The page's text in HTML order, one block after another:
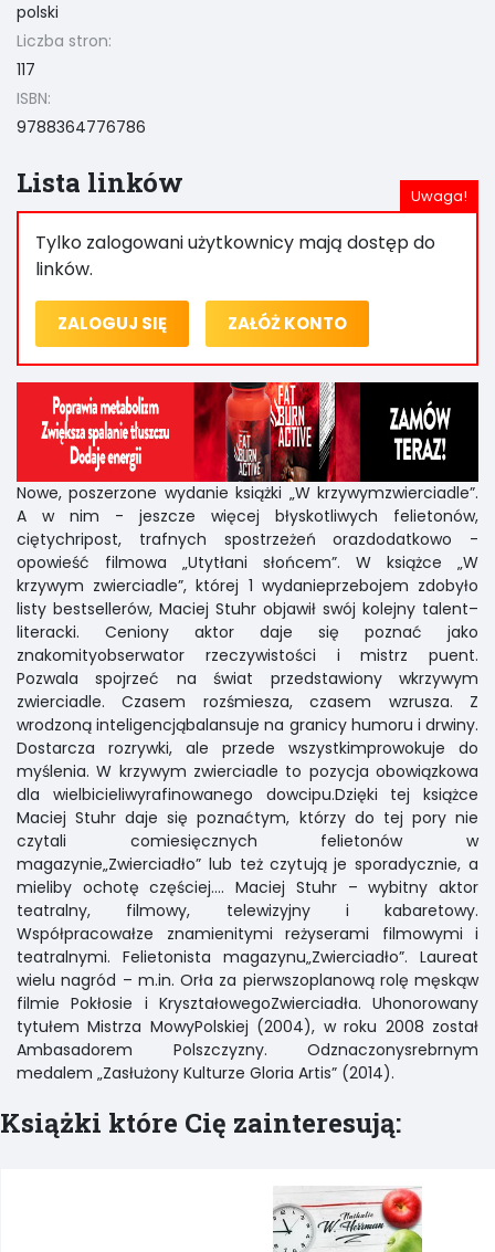
polski
Liczba stron:
117
ISBN:
9788364776786
Lista linków
Tylko zalogowani użytkownicy mają dostęp do
linków.
ZALOGUJ SIĘ ZAŁÓŻ KONTO
Nowe, poszerzone wydanie książki „W krzywymzwierciadle”.
A w nim - jeszcze więcej błyskotliwych felietonów,
ciętychripost, trafnych spostrzeżeń orazdodatkowo -
opowieść filmowa „Utytłani słońcem”. W książce „W
krzywym zwierciadle”, której 1 wydanieprzebojem zdobyło
listy bestsellerów, Maciej Stuhr objawił swój kolejny talent–
literacki. Ceniony aktor daje się poznać jako
znakomityobserwator rzeczywistości i mistrz puent.
Pozwala spojrzeć na świat przedstawiony wkrzywym
zwierciadle. Czasem rozśmiesza, czasem wzrusza. Z
wrodzoną inteligencjąbalansuje na granicy humoru i drwiny.
Dostarcza rozrywki, ale przede wszystkimprowokuje do
myślenia. W krzywym zwierciadle to pozycja obowiązkowa
dla wielbicieliwyrafinowanego dowcipu.Dzięki tej książce
Maciej Stuhr daje się poznaćtym, którzy do tej pory nie
czytali comiesięcznych felietonów w
magazynie„Zwierciadło” lub też czytują je sporadycznie, a
mieliby ochotę częściej…. Maciej Stuhr – wybitny aktor
teatralny, filmowy, telewizyjny i kabaretowy.
Współpracowałze znamienitymi reżyserami filmowymi i
teatralnymi. Felietonista magazynu„Zwierciadło”. Laureat
wielu nagród – m.in. Orła za pierwszoplanową rolę męskąw
filmie Pokłosie i KryształowegoZwierciadła. Uhonorowany
tytułem Mistrza MowyPolskiej (2004), w roku 2008 został
Ambasadorem Polszczyzny. Odznaczonysrebrnym
medalem „Zasłużony Kulturze Gloria Artis” (2014).
Książki które Cię zainteresują: